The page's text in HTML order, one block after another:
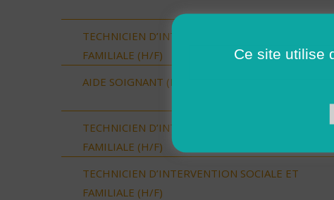
TECHNICIEN D’INTERVENTION SOCIALE ET
FAMILIALE (H/F)
AIDE SOIGNANT (H/F)
TECHNICIEN D’INTERVENTION SOCIALE ET
FAMILIALE (H/F)
TECHNICIEN D’INTERVENTION SOCIALE ET
FAMILIALE (H/F)
Ce site utilise